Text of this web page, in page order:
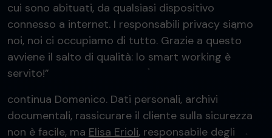
cui sono abituati, da qualsiasi dispositivo
connesso a internet. I responsabili privacy siamo
noi, noi ci occupiamo di tutto. Grazie a questo
avviene il salto di qualità: lo smart working è
servito!”
continua Domenico. Dati personali, archivi
documentali, rassicurare il cliente sulla sicurezza
non è facile, ma Elisa Erioli, responsabile degli